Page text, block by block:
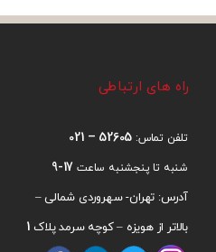
راه های ارتباطی
تلفن تماس: 52605 – 021
شنبه تا پنجشنبه ساعت 17-9
آدرس: تهران- سهروردی شمالی –
بالاتر از هویزه – کوچه سرمد پلاک 1